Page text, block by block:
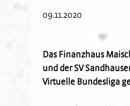
Fanclubs
Jetzt Mitglied werden
Vorfall melden
Hast Du Nala gesehen?
Vorstand
Kids-Club
Stadion am Hardtwald
Partner
U19
U16
U15
U14
Schulkooperationen
Sandhäuser Kids
09.11.2020
Das Finanzhaus
und der SV
Virtuelle Bundesliga